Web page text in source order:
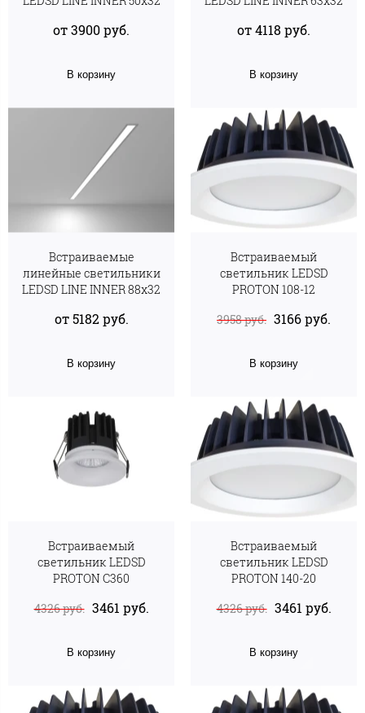
от 3900 руб.
В корзину
от 4118 руб.
В корзину
Встраиваемые
линейные светильники
LEDSD LINE INNER 88х32
от 5182 руб.
В корзину
Встраиваемый
светильник LEDSD
PROTON 108-12
3958 руб. 3166 руб.
В корзину
Встраиваемый
светильник LEDSD
PROTON С360
4326 руб. 3461 руб.
В корзину
Встраиваемый
светильник LEDSD
PROTON 140-20
4326 руб. 3461 руб.
В корзину